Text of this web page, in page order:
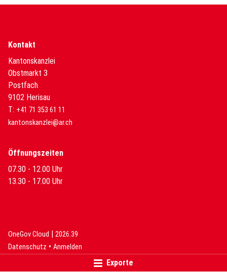
Exporte
Kontakt
Kantonskanzlei
Obstmarkt 3
Postfach
9102 Herisau
T: +41 71 353 61 11
kantonskanzlei@ar.ch
Öffnungszeiten
07.30 - 12.00 Uhr
13.30 - 17.00 Uhr
OneGov Cloud (External Link)
| 2026.39
Datenschutz (External Link)
Anmelden